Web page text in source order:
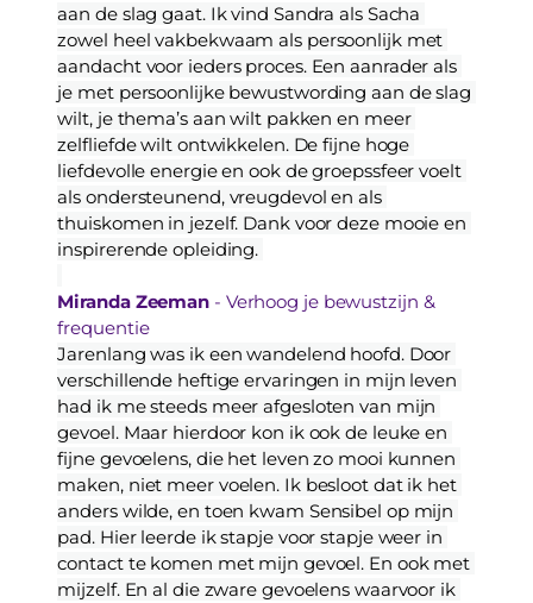
aan de slag gaat. Ik vind Sandra als Sacha
zowel heel vakbekwaam als persoonlijk met
aandacht voor ieders proces. Een aanrader als
je met persoonlijke bewustwording aan de slag
wilt, je thema’s aan wilt pakken en meer
zelfliefde wilt ontwikkelen. De fijne hoge
liefdevolle energie en ook de groepssfeer voelt
als ondersteunend, vreugdevol en als
thuiskomen in jezelf. Dank voor deze mooie en
inspirerende opleiding.
Miranda Zeeman - Verhoog je bewustzijn &
frequentie
Jarenlang was ik een wandelend hoofd. Door
verschillende heftige ervaringen in mijn leven
had ik me steeds meer afgesloten van mijn
gevoel. Maar hierdoor kon ik ook de leuke en
fijne gevoelens, die het leven zo mooi kunnen
maken, niet meer voelen. Ik besloot dat ik het
anders wilde, en toen kwam Sensibel op mijn
pad. Hier leerde ik stapje voor stapje weer in
contact te komen met mijn gevoel. En ook met
mijzelf. En al die zware gevoelens waarvoor ik